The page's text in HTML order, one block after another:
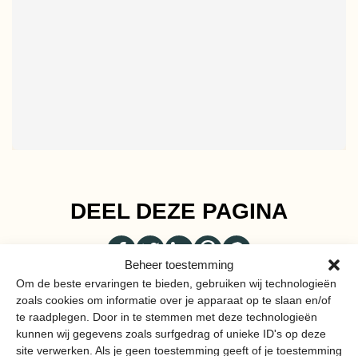
Beheer toestemming
Om de beste ervaringen te bieden, gebruiken wij technologieën
zoals cookies om informatie over je apparaat op te slaan en/of
te raadplegen. Door in te stemmen met deze technologieën
kunnen wij gegevens zoals surfgedrag of unieke ID's op deze
site verwerken. Als je geen toestemming geeft of je toestemming
DEEL DEZE PAGINA
MEER VAN